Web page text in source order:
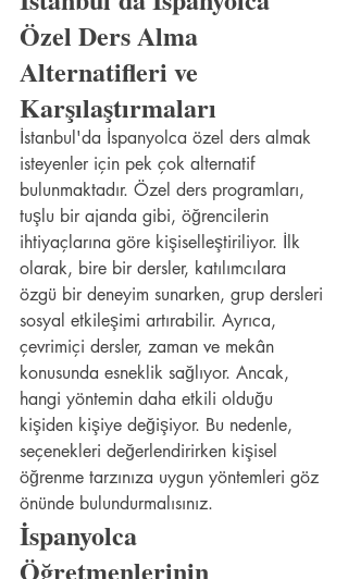
Özel Ders Alma
Alternatifleri ve
Karşılaştırmaları
İstanbul'da İspanyolca özel ders almak
isteyenler için pek çok alternatif
bulunmaktadır. Özel ders programları,
tuşlu bir ajanda gibi, öğrencilerin
ihtiyaçlarına göre kişiselleştiriliyor. İlk
olarak, bire bir dersler, katılımcılara
özgü bir deneyim sunarken, grup dersleri
sosyal etkileşimi artırabilir. Ayrıca,
çevrimiçi dersler, zaman ve mekân
konusunda esneklik sağlıyor. Ancak,
hangi yöntemin daha etkili olduğu
kişiden kişiye değişiyor. Bu nedenle,
seçenekleri değerlendirirken kişisel
öğrenme tarzınıza uygun yöntemleri göz
önünde bulundurmalısınız.
İspanyolca
Öğretmenlerinin